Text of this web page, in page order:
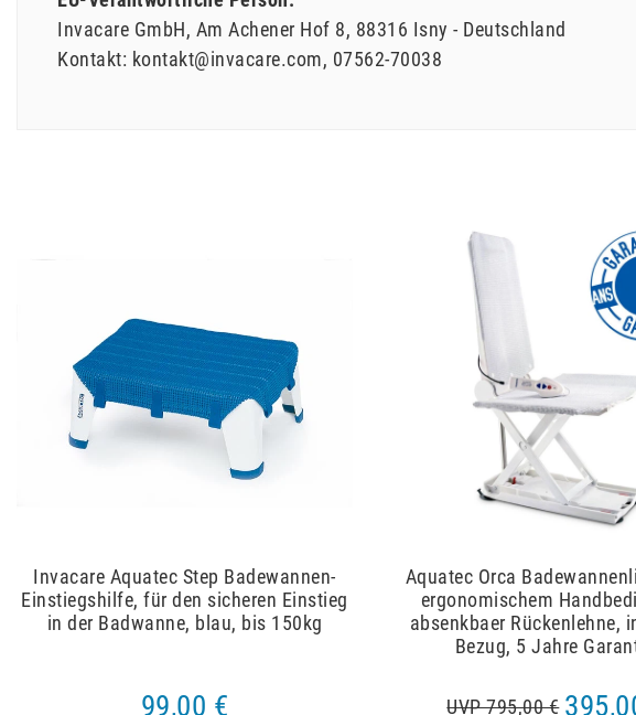
Invacare GmbH Am Achener Hof 8 88316 Isny
Deutschland
Kontakt: kontakt@invacare.com 07562-70038
Invacare Aquatec Step Badewannen-
Einstiegshilfe, für den sicheren Einstieg
in der Badwanne, blau, bis 150kg
99,00 €
Aquatec Orca
ergonomischem
absenkbaer Rückenlehne,
Bezug, 5 Jahre
UVP 795,00 €